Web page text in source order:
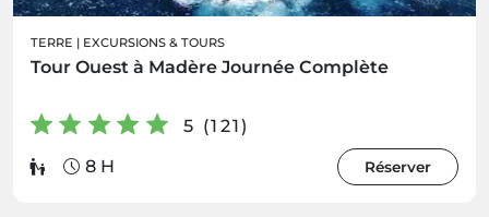
TERRE | EXCURSIONS & TOURS
Tour Ouest à Madère Journée Complète
5 (121)
8 H
Réserver